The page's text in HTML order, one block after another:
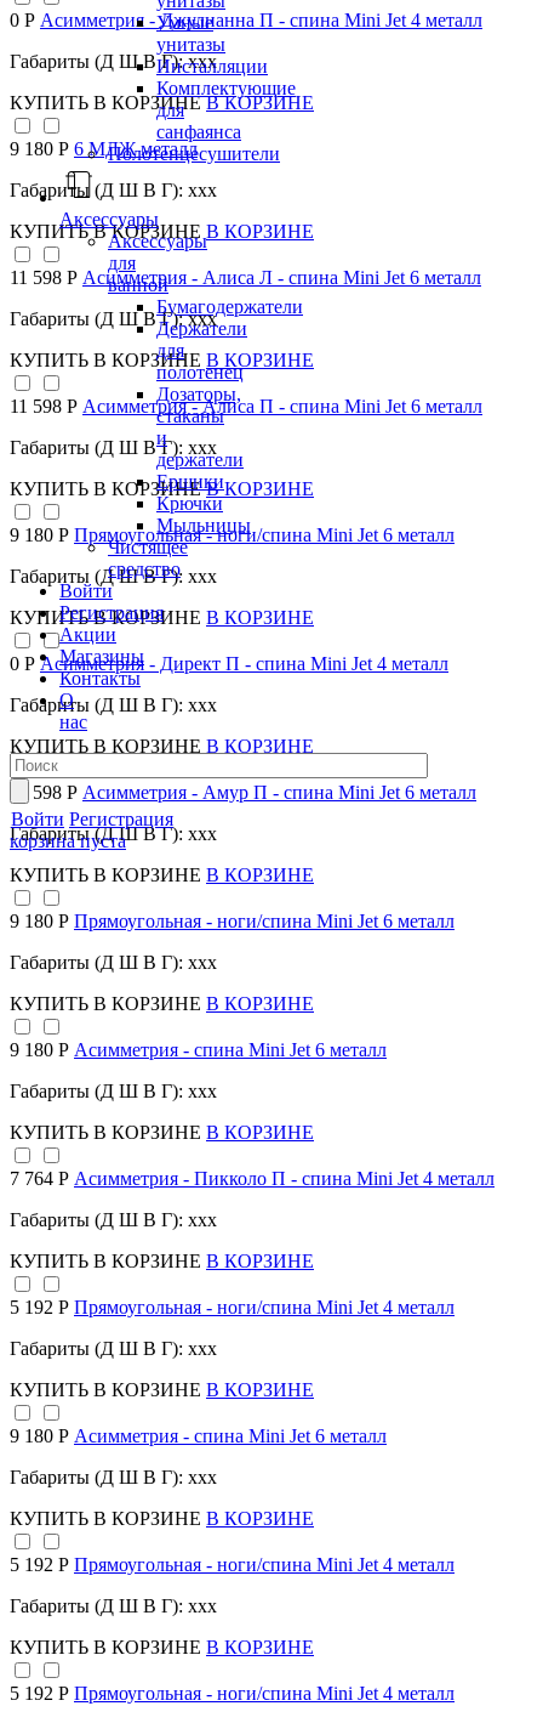
Умные
унитазы
Инсталляции
Комплектующие
для
санфаянса
Полотенцесушители
Аксессуары
Аксессуары
для
ванной
Бумагодержатели
Держатели
для
полотенец
Дозаторы,
стаканы
и
держатели
Ершики
Крючки
Мыльницы
Чистящее
средство
Войти
Регистрация
Акции
Магазины
Контакты
О
нас
Войти Регистрация
корзина пуста
0 Р Асимметрия - Джулианна П - спина Mini Jet 4 металл
Габариты (Д Ш В Г): xxx
КУПИТЬ В КОРЗИНЕ В КОРЗИНЕ
9 180 Р 6 МДЖ металл
Габариты (Д Ш В Г): xxx
КУПИТЬ В КОРЗИНЕ В КОРЗИНЕ
11 598 Р Асимметрия - Алиса Л - спина Mini Jet 6 металл
Габариты (Д Ш В Г): xxx
КУПИТЬ В КОРЗИНЕ В КОРЗИНЕ
11 598 Р Асимметрия - Алиса П - спина Mini Jet 6 металл
Габариты (Д Ш В Г): xxx
КУПИТЬ В КОРЗИНЕ В КОРЗИНЕ
9 180 Р Прямоугольная - ноги/спина Mini Jet 6 металл
Габариты (Д Ш В Г): xxx
КУПИТЬ В КОРЗИНЕ В КОРЗИНЕ
0 Р Асимметрия - Директ П - спина Mini Jet 4 металл
Габариты (Д Ш В Г): xxx
КУПИТЬ В КОРЗИНЕ В КОРЗИНЕ
11 598 Р Асимметрия - Амур П - спина Mini Jet 6 металл
Габариты (Д Ш В Г): xxx
КУПИТЬ В КОРЗИНЕ В КОРЗИНЕ
9 180 Р Прямоугольная - ноги/спина Mini Jet 6 металл
Габариты (Д Ш В Г): xxx
КУПИТЬ В КОРЗИНЕ В КОРЗИНЕ
9 180 Р Асимметрия - спина Mini Jet 6 металл
Габариты (Д Ш В Г): xxx
КУПИТЬ В КОРЗИНЕ В КОРЗИНЕ
7 764 Р Асимметрия - Пикколо П - спина Mini Jet 4 металл
Габариты (Д Ш В Г): xxx
КУПИТЬ В КОРЗИНЕ В КОРЗИНЕ
5 192 Р Прямоугольная - ноги/спина Mini Jet 4 металл
Габариты (Д Ш В Г): xxx
КУПИТЬ В КОРЗИНЕ В КОРЗИНЕ
9 180 Р Асимметрия - спина Mini Jet 6 металл
Габариты (Д Ш В Г): xxx
КУПИТЬ В КОРЗИНЕ В КОРЗИНЕ
5 192 Р Прямоугольная - ноги/спина Mini Jet 4 металл
Габариты (Д Ш В Г): xxx
КУПИТЬ В КОРЗИНЕ В КОРЗИНЕ
5 192 Р Прямоугольная - ноги/спина Mini Jet 4 металл